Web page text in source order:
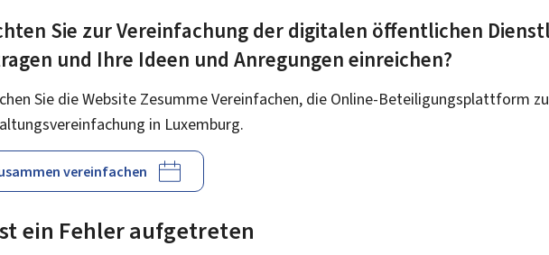
Sie zur Vereinfachung der digitalen öffentlichen
und Ihre Ideen und Anregungen einreichen?
Sie die Website Zesumme Vereinfachen, die Online-Beteiligungsplattform
in Luxemburg.
vereinfachen
ein Fehler aufgetreten